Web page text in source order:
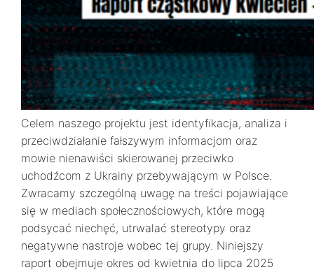
Celem naszego projektu jest identyfikacja, analiza i
przeciwdziałanie fałszywym informacjom oraz
mowie nienawiści skierowanej przeciwko
uchodźcom z Ukrainy przebywającym w Polsce.
Zwracamy szczególną uwagę na treści pojawiające
się w mediach społecznościowych, które mogą
podsycać niechęć, utrwalać stereotypy oraz
negatywne nastroje wobec tej grupy. Niniejszy
raport obejmuje okres od kwietnia do lipca 2025